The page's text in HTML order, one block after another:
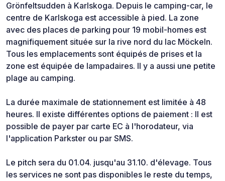
Grönfeltsudden à Karlskoga. Depuis le camping-car, le
centre de Karlskoga est accessible à pied. La zone
avec des places de parking pour 19 mobil-homes est
magnifiquement située sur la rive nord du lac Möckeln.
Tous les emplacements sont équipés de prises et la
zone est équipée de lampadaires. Il y a aussi une petite
plage au camping.
La durée maximale de stationnement est limitée à 48
heures. Il existe différentes options de paiement : Il est
possible de payer par carte EC à l'horodateur, via
l'application Parkster ou par SMS.
Le pitch sera du 01.04. jusqu'au 31.10. d'élevage. Tous
les services ne sont pas disponibles le reste du temps,